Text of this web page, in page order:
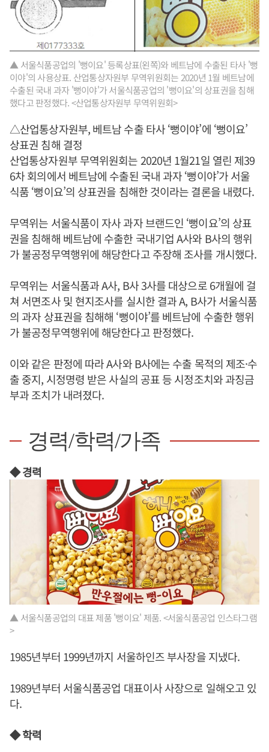
▲ 서울식품공업의 '뻥이요' 등록상표(왼쪽)와 베트남에 수출된 타사 '뻥
이야'의 사용상표. 산업통상자원부 무역위원회는 2020년 1월 베트남에
수출된 국내 과자 '뻥이야'가 서울식품공업의 '뻥이요'의 상표권을 침해
했다고 판정했다. <산업통상자원부 무역위원회>
△산업통상자원부, 베트남 수출 타사 ‘뻥이야’에 ‘뻥이요’
상표권 침해 결정
산업통상자원부 무역위원회는 2020년 1월21일 열린 제39
6차 회의에서 베트남에 수출된 국내 과자 ‘뻥이야’가 서울
식품 ‘뻥이요’의 상표권을 침해한 것이라는 결론을 내렸다.
무역위는 서울식품이 자사 과자 브랜드인 ‘뻥이요’의 상표
권을 침해해 베트남에 수출한 국내기업 A사와 B사의 행위
가 불공정무역행위에 해당한다고 주장해 조사를 개시했다.
무역위는 서울식품과 A사, B사 3사를 대상으로 6개월에 걸
쳐 서면조사 및 현지조사를 실시한 결과 A, B사가 서울식품
의 과자 상표권을 침해해 ‘뻥이야’를 베트남에 수출한 행위
가 불공정무역행위에 해당한다고 판정했다.
이와 같은 판정에 따라 A사와 B사에는 수출 목적의 제조·수
출 중지, 시정명령 받은 사실의 공표 등 시정조치와 과징금
부과 조치가 내려졌다.
경력/학력/가족
◆ 경력
▲ 서울식품공업의 대표 제품 '뻥이요' 제품. <서울식품공업 인스타그램
>
1985년부터 1999년까지 서울하인즈 부사장을 지냈다.
1989년부터 서울식품공업 대표이사 사장으로 일해오고 있
다.
◆ 학력